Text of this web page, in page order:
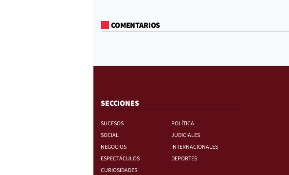
COMENTARIOS
SECCIONES
SUCESOS
POLÍTICA
SOCIAL
JUDICIALES
NEGOCIOS
INTERNACIONALES
ESPECTÁCULOS
DEPORTES
CURIOSIDADES